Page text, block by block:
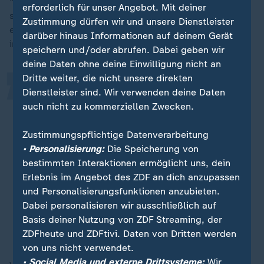
sieht." Denn die radikalislamische Terrororganisation
erreiche die Ziele, die sie in den letzten Monaten
immer wieder gefordert habe.
Die Hamas bekommt jetzt Ruhe, ihre
Strukturen möglicherweise für ein
während andererseits die israelische
Regierung ihrer Bevölkerung
versprochen hat, dass diese
Organisation zerschlagen werden
wird.
„
Guido Steinberg, Nahost-Experte
erforderlich für unser Angebot. Mit deiner
Zustimmung dürfen wir und unsere Dienstleister
darüber hinaus Informationen auf deinem Gerät
speichern und/oder abrufen. Dabei geben wir
deine Daten ohne deine Einwilligung nicht an
Dritte weiter, die nicht unsere direkten
Dienstleister sind. Wir verwenden deine Daten
auch nicht zu kommerziellen Zwecken.
Zustimmungspflichtige Datenverarbeitung
• Personalisierung:Die Speicherung von
bestimmten Interaktionen ermöglicht uns, dein
Erlebnis im Angebot des ZDF an dich anzupassen
und Personalisierungsfunktionen anzubieten.
Dabei personalisieren wir ausschließlich auf
Basis deiner Nutzung von ZDF Streaming, der
ZDFheute und ZDFtivi. Daten von Dritten werden
von uns nicht verwendet.
• Social Media und externe Drittsysteme:Wir